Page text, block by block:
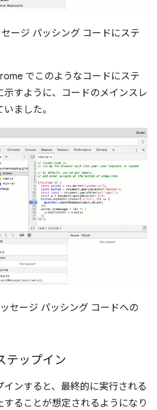
ージ パッシング コードにステ
でこのようなコードにステ
すように、コードのメインスレ
ました。
セージ パッシング コードへの
テップイン
ンすると、最終的に実行される
ることが想定されるようになり